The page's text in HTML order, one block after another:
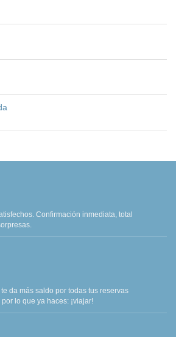
Confirmación inmediata, total
da más saldo por todas tus reservas
lo que ya haces: ¡viajar!